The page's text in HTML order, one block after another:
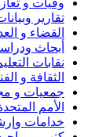
تقارير
القضاء و
أبحاث
نقابات
الثقافة و
جمعيات و
الأمم
خدامات